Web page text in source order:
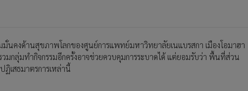
นคงด้านสุขภาพโลกของศูนย์การแพทย์มหาวิทยาลัยเนแบรสกา เมืองโอมาฮา
มกลุ่มทำกิจกรรมอีกครั้งอาจช่วยควบคุมการระบาดได้ แต่ยอมรับว่า พื้นที่ส่วน
สธมาตรการเหล่านี้